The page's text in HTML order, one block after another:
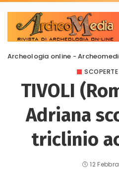
Archeologia online -
TIVOLI
Adriana
triclinio
12